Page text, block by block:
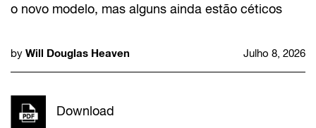
o novo modelo, mas alguns ainda estão céticos
by Will Douglas Heaven Julho 8, 2026
Download